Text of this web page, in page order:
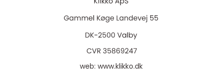
web: www.klikko.dk